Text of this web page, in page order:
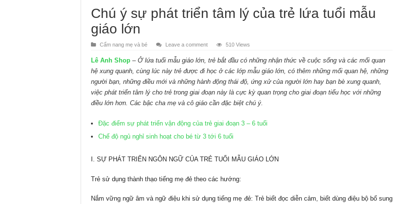
Chú ý sự phát triển tâm lý của trẻ lứa tuổi mẫu
giáo lớn
Cẩm nang mẹ và bé Leave a comment 510 Views
Lê Anh Shop – Ở lứa tuổi mẫu giáo lớn, trẻ bắt đầu có những nhận thức về cuộc sống và các mối quan
hệ xung quanh, cùng lúc này trẻ được đi học ở các lớp mẫu giáo lớn, có thêm những mối quan hệ, những
người bạn, những điều mới và những hành động thái độ, ứng xử của người lớn hay bạn bè xung quanh,
việc phát triển tâm lý cho trẻ trong giai đoạn này là cực kỳ quan trọng cho giai đoạn tiểu học với những
điều lớn hơn. Các bậc cha mẹ và cô giáo cần đặc biệt chú ý.
Đặc điểm sự phát triển vận động của trẻ giai đoạn 3 – 6 tuổi
Chế độ ngủ nghỉ sinh hoạt cho bé từ 3 tới 6 tuổi
I. SỰ PHÁT TRIỂN NGÔN NGỮ CỦA TRẺ TUỔI MẪU GIÁO LỚN
Trẻ sử dụng thành thạo tiếng mẹ đẻ theo các hướng:
Nắm vững ngữ âm và ngữ điệu khi sử dụng tiếng mẹ đẻ: Trẻ biết đọc diễn cảm, biết dùng điệu bộ bổ sung